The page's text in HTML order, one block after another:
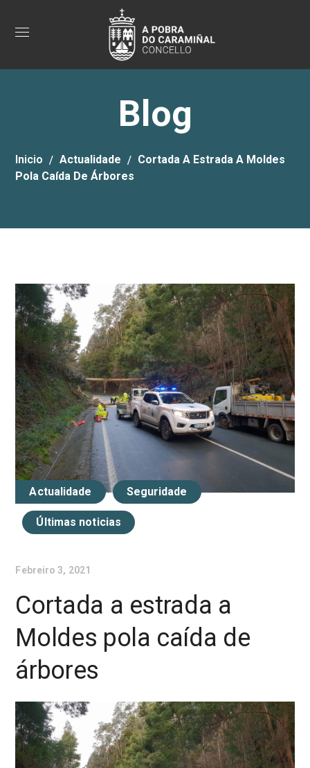
Blog
Inicio Actualidade
Cortada A Estrada A Moldes
Pola Caída De Árbores
Actualidade Seguridade
Últimas noticias
Febreiro 3, 2021
Cortada a estrada a
Moldes pola caída de
árbores